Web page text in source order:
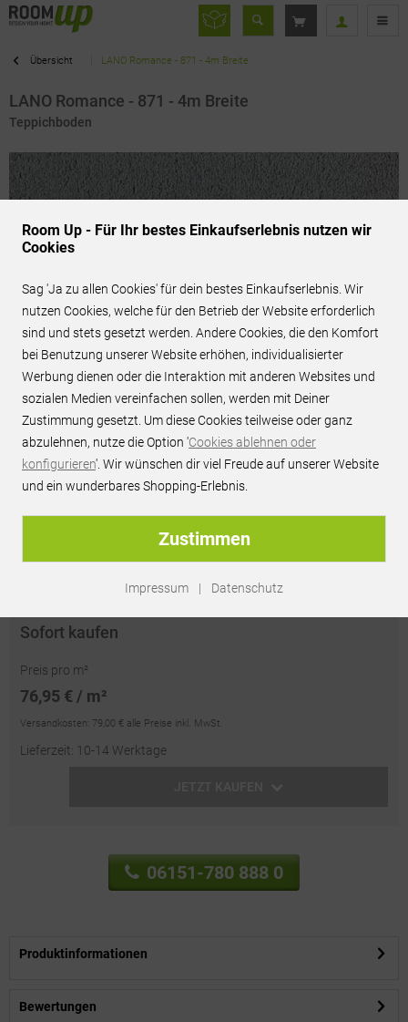
Übersicht LANO Romance - 871 - 4m Breite
LANO Romance - 871 - 4m Breite
Teppichboden
76,95 € / m² inkl. MwSt.
JETZT PREIS ANFRAGEN
Persönliches Best-Preis-Angebot innerhalb 24h
passendes Zubehör optional erhältlich
Sofort kaufen
Preis pro m²
76,95 € / m²
Versandkosten: 79,00 € alle Preise inkl. MwSt.
Lieferzeit: 10-14 Werktage
06151-780 888 0
Produktinformationen
Bewertungen
Room Up - Für Ihr bestes Einkaufserlebnis nutzen wir
Cookies
Sag 'Ja zu allen Cookies' für dein bestes Einkaufserlebnis. Wir
nutzen Cookies, welche für den Betrieb der Website erforderlich
sind und stets gesetzt werden. Andere Cookies, die den Komfort
bei Benutzung unserer Website erhöhen, individualisierter
Werbung dienen oder die Interaktion mit anderen Websites und
sozialen Medien vereinfachen sollen, werden mit Deiner
Zustimmung gesetzt. Um diese Cookies teilweise oder ganz
abzulehnen, nutze die Option 'Cookies ablehnen oder
konfigurieren'. Wir wünschen dir viel Freude auf unserer Website
und ein wunderbares Shopping-Erlebnis.
Zustimmen
Impressum | Datenschutz